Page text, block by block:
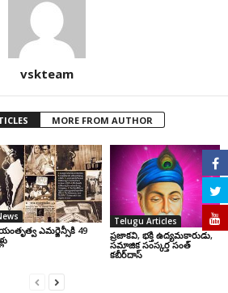
vskteam
MORE FROM AUTHOR
ఎమర్జెన్సీకి 49
Telugu Articles
ప్రజాకవి, భక్తి ఉద్యమకారుడు,
సమాజిక సంస్కర్త సంత్‌
కబీర్‌దాస్‌